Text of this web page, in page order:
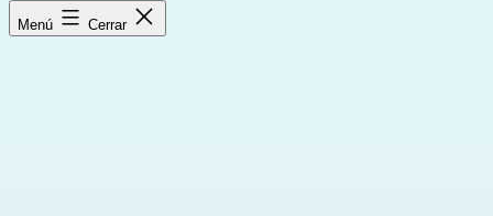
Menú Cerrar